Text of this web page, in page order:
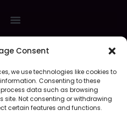
Consent
we use technologies like cookies to
Consenting to these
data such as browsing
site. Not consenting or withdrawing
certain features and functions.